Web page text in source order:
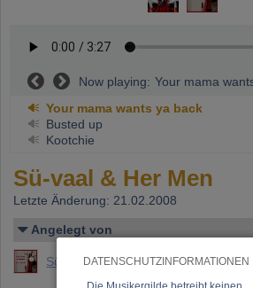
DATENSCHUTZINFORMATIONEN
Now playing: Your mama
Your mama wants ya back
Busted up
Kootchie
Sü-vaal & Her Men
Letzte Änderung: 21.02.2008
Angelegt von
Sü-Vaal